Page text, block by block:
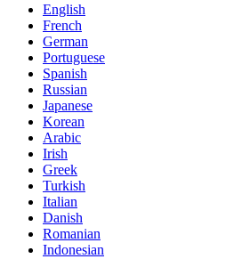
English
French
German
Portuguese
Spanish
Russian
Japanese
Korean
Arabic
Irish
Greek
Turkish
Italian
Danish
Romanian
Indonesian